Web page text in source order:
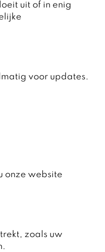
uit of in enig
voor updates.
onze website
zoals uw